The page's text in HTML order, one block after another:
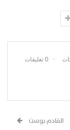
0 تعليقات
القادم بوست